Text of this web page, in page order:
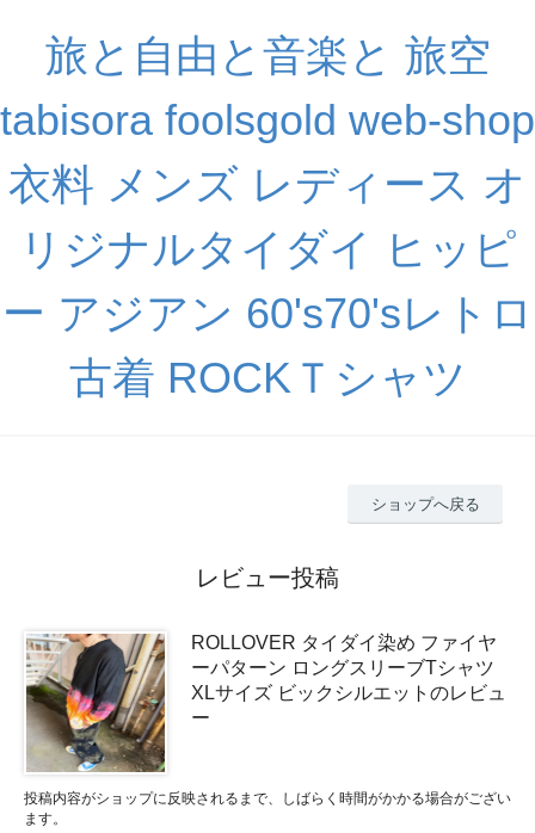
旅と自由と音楽と 旅空
tabisora foolsgold web-shop
衣料 メンズ レディース オ
リジナルタイダイ ヒッピ
ー アジアン 60's70'sレトロ
古着 ROCKＴシャツ
ショップへ戻る
レビュー投稿
ROLLOVER タイダイ染め ファイヤ
ーパターン ロングスリーブTシャツ
XLサイズ ビックシルエットのレビュ
ー
投稿内容がショップに反映されるまで、しばらく時間がかかる場合がござい
ます。